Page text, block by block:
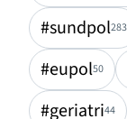
#sundpol283
#eupol50
#geriatri44